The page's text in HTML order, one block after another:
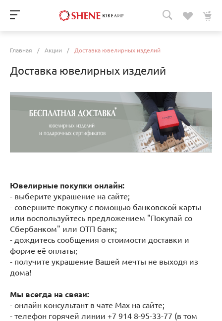
Главная / Акции / Доставка ювелирных изделий
Доставка ювелирных изделий
Ювелирные покупки онлайн:
- выберите украшение на сайте;
- совершите покупку с помощью банковской карты
или воспользуйтесь предложением "Покупай со
Сбербанком" или ОТП банк;
- дождитесь сообщения о стоимости доставки и
форме её оплаты;
- получите украшение Вашей мечты не выходя из
дома!
Мы всегда на связи:
- онлайн консультант в чате Max на сайте;
- телефон горячей линии +7 914 8-95-33-77 (в том